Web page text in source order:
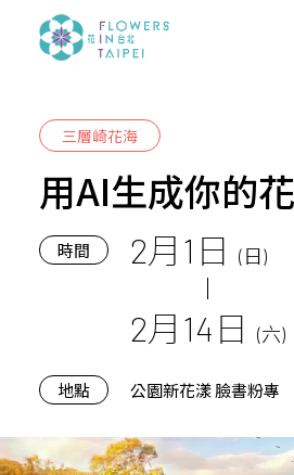
三層崎花海
用AI生成你的
時間 2月1日 (日)
2月14日 (六)
地點 公園新花漾 臉書粉專